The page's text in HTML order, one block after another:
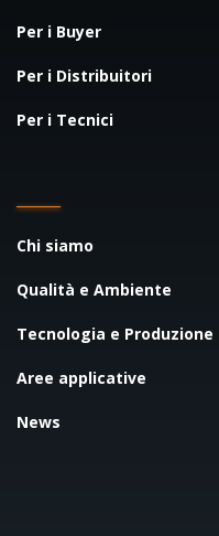
Per i Buyer
Per i Distribuitori
Per i Tecnici
Chi siamo
Qualità e Ambiente
Tecnologia e Produzione
Aree applicative
News